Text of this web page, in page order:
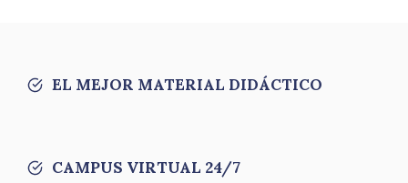
EL MEJOR MATERIAL DIDÁCTICO
CAMPUS VIRTUAL 24/7